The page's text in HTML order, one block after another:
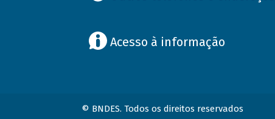
Acesso à informação
© BNDES. Todos os direitos reservados